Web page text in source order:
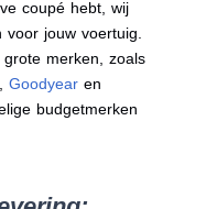
coupé hebt, wij
voor jouw voertuig.
merken, zoals
Goodyearen
budgetmerken